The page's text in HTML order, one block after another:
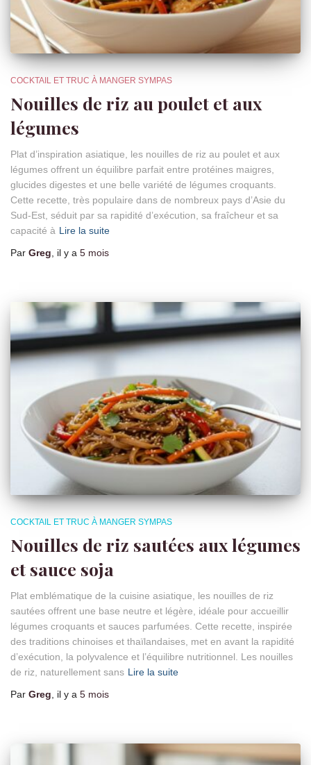
COCKTAIL ET TRUC À MANGER SYMPAS
Nouilles de riz au poulet et aux
légumes
Plat d’inspiration asiatique, les nouilles de riz au poulet et aux
légumes offrent un équilibre parfait entre protéines maigres,
glucides digestes et une belle variété de légumes croquants.
Cette recette, très populaire dans de nombreux pays d’Asie du
Sud-Est, séduit par sa rapidité d’exécution, sa fraîcheur et sa
capacité à Lire la suite
Par Greg , il y a 5 mois
COCKTAIL ET TRUC À MANGER SYMPAS
Nouilles de riz sautées aux légumes
et sauce soja
Plat emblématique de la cuisine asiatique, les nouilles de riz
sautées offrent une base neutre et légère, idéale pour accueillir
légumes croquants et sauces parfumées. Cette recette, inspirée
des traditions chinoises et thaïlandaises, met en avant la rapidité
d’exécution, la polyvalence et l’équilibre nutritionnel. Les nouilles
de riz, naturellement sans Lire la suite
Par Greg, il y a 5 mois